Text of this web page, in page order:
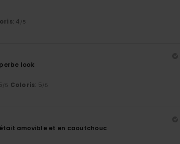
: 4 /5
look
/5 Coloris: 5/5
amovible et en caoutchouc